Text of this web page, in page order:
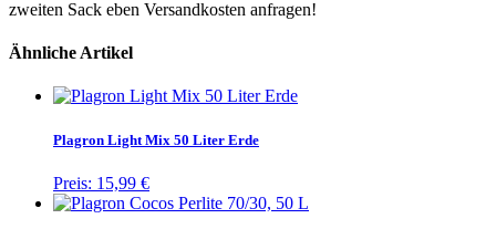
zweiten Sack eben Versandkosten anfragen!
Ähnliche Artikel
Plagron Light Mix 50 Liter Erde
Preis: 15,99 €